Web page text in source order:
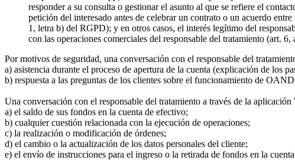
responder a su consulta o gestionar el asunto al que se refiere el
petición del interesado antes de celebrar un contrato o un acuerdo
1, letra b) del RGPD); y en otros casos, el interés legítimo del
con las operaciones comerciales del responsable del tratamiento (art.
Por motivos de seguridad, una conversación con el responsable del
a) asistencia durante el proceso de apertura de la cuenta (explicación de los
b) respuesta a las preguntas de los clientes sobre el funcionamiento de
Una conversación con el responsable del tratamiento a través de la
a) el saldo de sus fondos en la cuenta de efectivo;
b) cualquier cuestión relacionada con la ejecución de operaciones;
c) la realización o modificación de órdenes;
d) el cambio o la actualización de los datos personales del cliente;
e) el envío de instrucciones para el ingreso o la retirada de fondos en la